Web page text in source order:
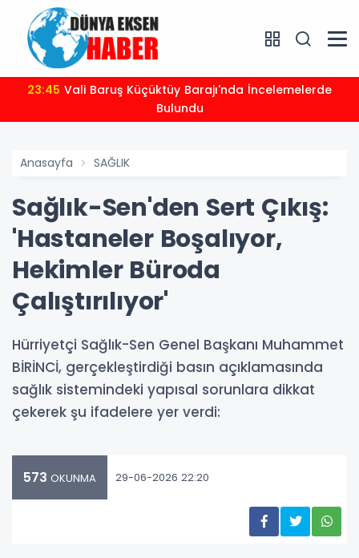
23:45
Bulundu
Anasayfa SAĞLIK
Sağlık-Sen'den Sert Çıkış:
'Hastaneler Boşalıyor,
Hekimler Büroda
Çalıştırılıyor'
Hürriyetçi Sağlık-Sen Genel Başkanı Muhammet
BİRİNCİ, gerçekleştirdiği basın açıklamasında
sağlık sistemindeki yapısal sorunlara dikkat
çekerek şu ifadelere yer verdi:
573 OKUNMA 29-06-2026 22:20